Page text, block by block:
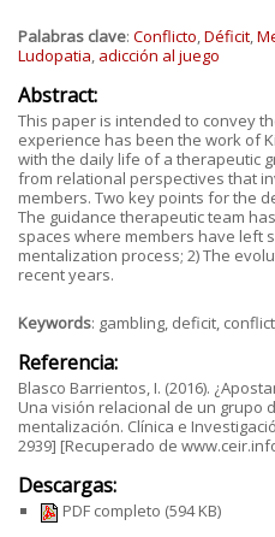
Palabras clave: Conflicto,Déficit,
Ludopatia, adicción al juego
Abstract:
This paper is intended to convey
experience has been the work of
with the daily life of a therapeutic
from relational perspectives that
members. Two key points for the
The guidance therapeutic team
spaces where members have left
mentalization process; 2) The
recent years.
Keywords: gambling, deficit,
Referencia:
Blasco Barrientos, I. (2016).
Una visión relacional de un grupo
mentalización. Clínica e
2939] [Recuperado de
Descargas:
PDF completo (594 KB)